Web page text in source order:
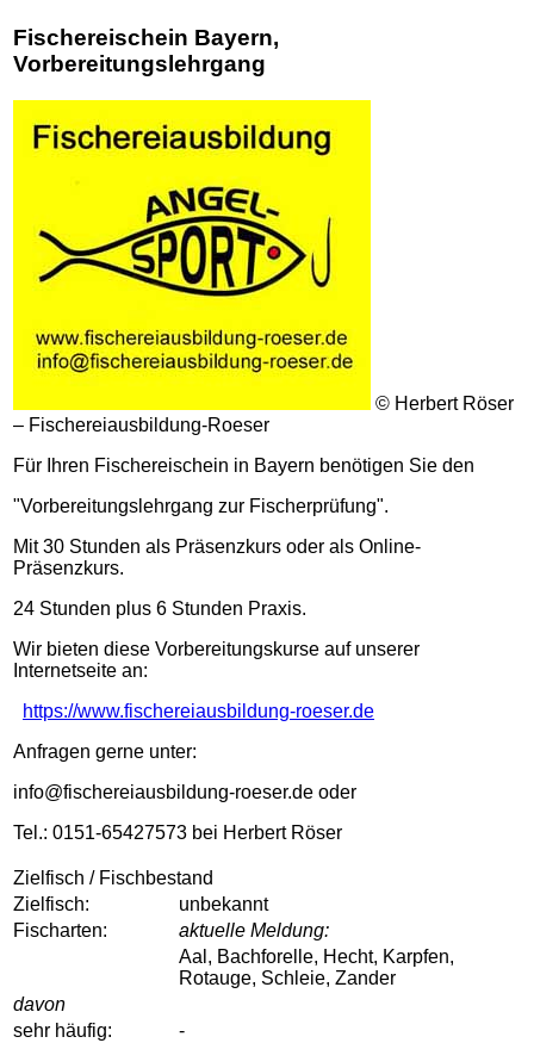
Fischereischein Bayern,
Vorbereitungslehrgang
© Herbert Röser
– Fischereiausbildung-Roeser
Für Ihren Fischereischein in Bayern benötigen Sie den
"Vorbereitungslehrgang zur Fischerprüfung".
Mit 30 Stunden als Präsenzkurs oder als Online-
Präsenzkurs.
24 Stunden plus 6 Stunden Praxis.
Wir bieten diese Vorbereitungskurse auf unserer
Internetseite an:
https://www.fischereiausbildung-roeser.de
Anfragen gerne unter:
info@fischereiausbildung-roeser.de oder
Tel.: 0151-65427573 bei Herbert Röser
Zielfisch / Fischbestand
Zielfisch:
unbekannt
Fischarten:
aktuelle Meldung:
Aal, Bachforelle, Hecht, Karpfen,
Rotauge, Schleie, Zander
davon
sehr häufig:
-